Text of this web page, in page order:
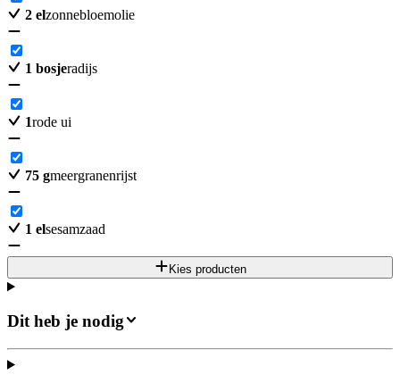
2 elzonnebloemolie
1 bosjeradijs
1rode ui
75 gmeergranenrijst
1 elsesamzaad
Kies producten
Dit heb je nodig